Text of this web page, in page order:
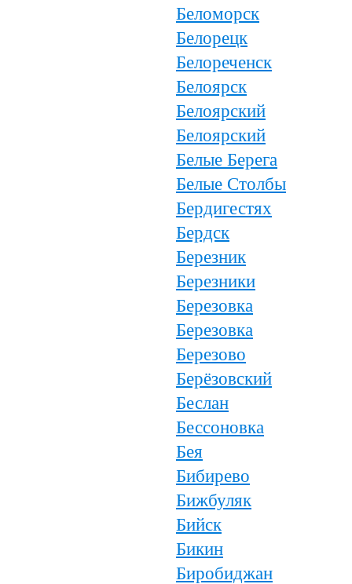
Беломорск
Белорецк
Белореченск
Белоярск
Белоярский
Белоярский
Белые Берега
Белые Столбы
Бердигестях
Бердск
Березник
Березники
Березовка
Березовка
Березово
Берёзовский
Беслан
Бессоновка
Бея
Бибирево
Бижбуляк
Бийск
Бикин
Биробиджан